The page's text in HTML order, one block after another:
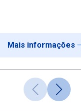
Mais informações